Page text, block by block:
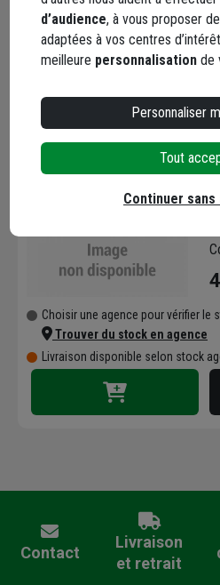
Trouver du stock en agence
Livraison disponible selon stock
Choisir une agence pour vérifier le
Trouver du stock en agence
Livraison disponible selon stock
Contact
Livraison
et retrait
d’audience, à vous proposer
adaptées à vos centres
meilleure personnalisation de
Personnaliser
Tout
Continuer